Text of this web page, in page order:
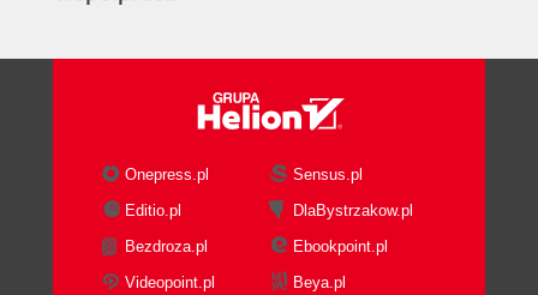
Onepress.pl
Sensus.pl
Editio.pl
DlaBystrzakow.pl
Bezdroza.pl
Ebookpoint.pl
Videopoint.pl
Beya.pl